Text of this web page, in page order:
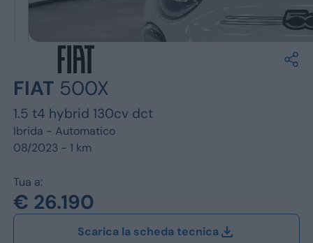
Servizi
Renault
FIAT 500X
1.5 t4 hybrid 130cv dct
Ibrida - Automatico
08/2023 - 1 km
Tua a:
€ 26.190
Scarica la scheda tecnica